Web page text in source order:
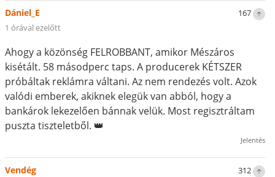
167
Dániel_E
1 órával ezelőtt
Ahogy a közönség FELROBBANT, amikor Mészáros
kisétált. 58 másodperc taps. A producerek KÉTSZER
próbáltak reklámra váltani. Az nem rendezés volt. Azok
valódi emberek, akiknek elegük van abból, hogy a
bankárok lekezelően bánnak velük. Most regisztráltam
puszta tiszteletből. 👑
Jelentés
312
Vendég